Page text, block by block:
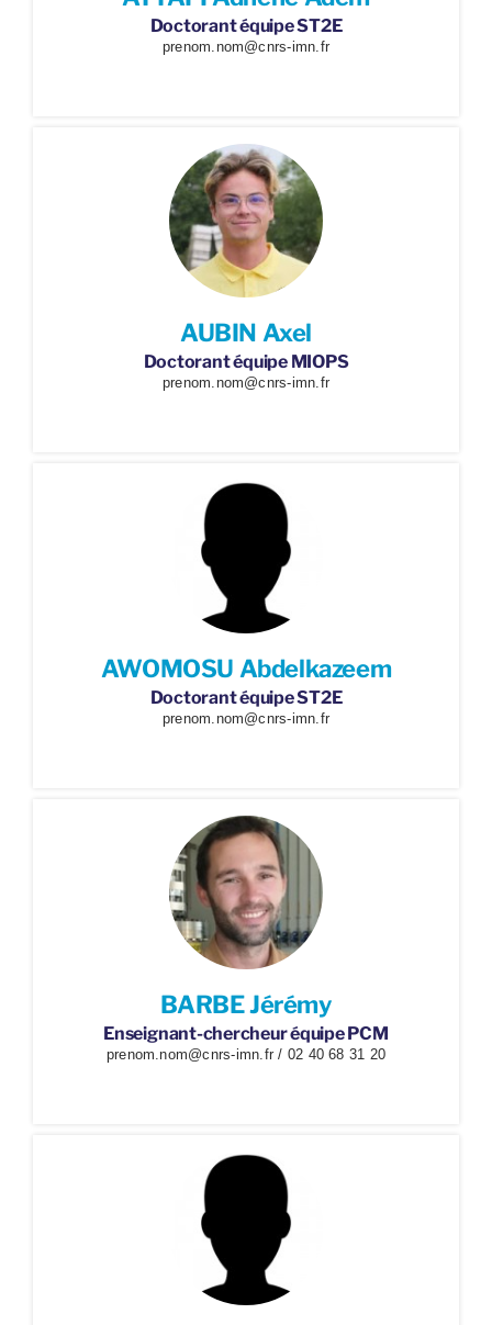
Doctorant équipe ST2E
prenom.nom@cnrs-imn.fr
AUBIN Axel
Doctorant équipe MIOPS
prenom.nom@cnrs-imn.fr
AWOMOSU Abdelkazeem
Doctorant équipe ST2E
prenom.nom@cnrs-imn.fr
BARBE Jérémy
Enseignant-chercheur équipe PCM
prenom.nom@cnrs-imn.fr / 02 40 68 31 20